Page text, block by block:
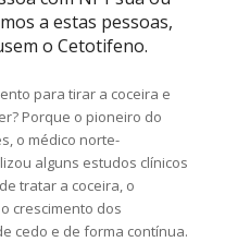
a estas pessoas,
o Cetotifeno.
para tirar a coceira e
Porque o pioneiro do
o médico norte-
alguns estudos clínicos
tratar a coceira, o
o crescimento dos
cedo e de forma contínua.